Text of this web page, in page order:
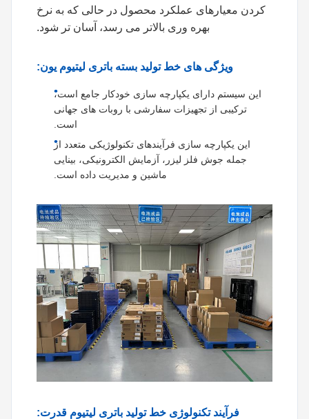
کردن معیارهای عملکرد محصول در حالی که به نرخ
بهره وری بالاتر می رسد، آسان تر شود.
ویژگی های خط تولید بسته باتری لیتیوم یون:
این سیستم دارای یکپارچه سازی خودکار جامع است،
ترکیبی از تجهیزات سفارشی با روبات های جهانی
است.
این یکپارچه سازی فرآیندهای تکنولوژیکی متعدد از
جمله جوش فلز لیزر، آزمایش الکترونیکی، بینایی
ماشین و مدیریت داده است.
فرآیند تکنولوژی خط تولید باتری لیتیوم قدرت: